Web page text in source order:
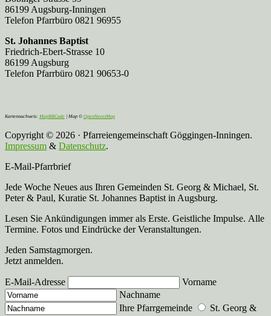
86199 Augsburg-Inningen
Telefon Pfarrbüro 0821 96955
St. Johannes Baptist
Friedrich-Ebert-Strasse 10
86199 Augsburg
Telefon Pfarrbüro 0821 90653-0
Kartennachweis: MapBBCode | Map © OpenStreetMap
Copyright © 2026 · Pfarreiengemeinschaft Göggingen-Inningen.
Impressum & Datenschutz.
E-Mail-Pfarrbrief
Jede Woche Neues aus Ihren Gemeinden St. Georg & Michael, St.
Peter & Paul, Kuratie St. Johannes Baptist in Augsburg.
Lesen Sie Ankündigungen immer als Erste. Geistliche Impulse. Alle
Termine. Fotos und Eindrücke der Veranstaltungen.
Jeden Samstagmorgen.
Jetzt anmelden.
E-Mail-Adresse
Vorname
Nachname
Ihre Pfarrgemeinde
St. Georg &